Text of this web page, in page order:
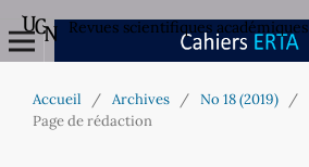
Revues scientifiques académiques
Accueil / Archives / No 18 (2019)
/
Page de rédaction